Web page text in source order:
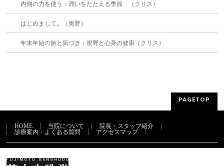
内側の力を使う：潤いをたたえる季節 （クリス）
はじめまして。（奥野）
年末年始の旅と気づき：視野と心身の健康（クリス）
PAGETOP
HOME 当院について
院長・スタッフ紹介
診療案内・よくある質問
アクセスマップ